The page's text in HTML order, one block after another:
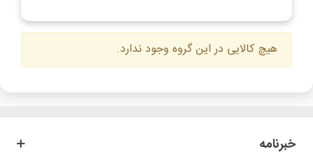
ادامه مطلب
هیچ کالایی در این گروه وجود ندارد.
خبرنامه